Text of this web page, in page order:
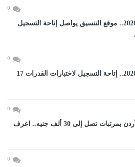
0
تنسيق الجامعات 2026.. موقع التنسيق يواصل إتاحة التسجيل
0
تنسيق الجامعات 2026.. إتاحة التسجيل لاختبارات القدرات 17
0
فرص عمل فى الأردن بمرتبات تصل إلى 30 ألف جنيه.. اعرف
0